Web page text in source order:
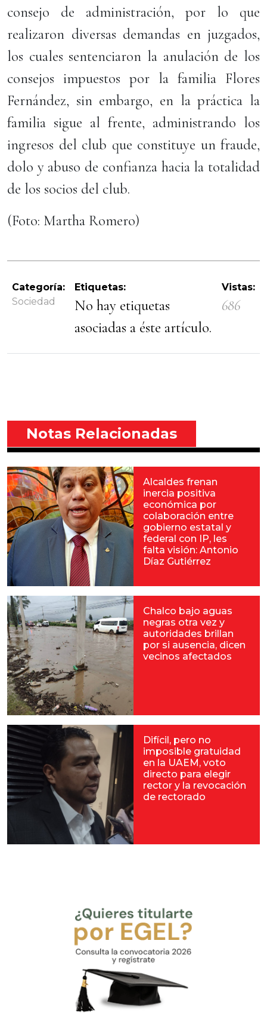
consejo de administración, por lo que
realizaron diversas demandas en juzgados,
los cuales sentenciaron la anulación de los
consejos impuestos por la familia Flores
Fernández, sin embargo, en la práctica la
familia sigue al frente, administrando los
ingresos del club que constituye un fraude,
dolo y abuso de confianza hacia la totalidad
de los socios del club.
(Foto: Martha Romero)
Categoría:
Sociedad
Etiquetas:
No hay etiquetas
asociadas a éste artículo.
Vistas:
686
Notas Relacionadas
Alcaldes frenan
inercia positiva
económica por
colaboración entre
gobierno estatal y
federal con IP, les
falta visión: Antonio
Díaz Gutiérrez
Chalco bajo aguas
negras otra vez y
autoridades brillan
por si ausencia, dicen
vecinos afectados
Difícil, pero no
imposible gratuidad
en la UAEM, voto
directo para elegir
rector y la revocación
de rectorado